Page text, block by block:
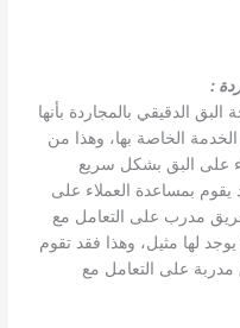
:
الدقيقي بالمجاردة بأنها
الخاصة بها، وهذا من
على البق بشكل سريع
يقوم بمساعدة العملاء على
مدرب على التعامل مع
لها مثيل، وهذا فقد تقوم
على التعامل مع